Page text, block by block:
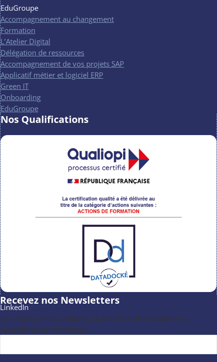
EduGroupe
Accompagnement au changement
Formation
L’Atelier Digital
Délégation de ressources
Accompagnement de vos projets SAP
Applicatif métier et logiciel ERP
Green IT
Onboarding
EduGroupe
Nos Qualifications
Recevez nos Newsletters
LinkedIn
Ce champ n’est utilisé qu’à des fins de validation et
devrait rester inchangé.